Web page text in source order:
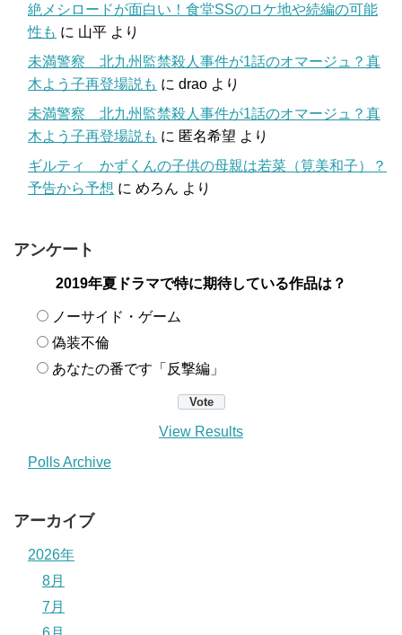
絶メシロードが面白い！食堂SSのロケ地や続編の可能
性も に 山平 より
未満警察 北九州監禁殺人事件が1話のオマージュ？真
木よう子再登場説も に drao より
未満警察 北九州監禁殺人事件が1話のオマージュ？真
木よう子再登場説も に 匿名希望 より
ギルティ かずくんの子供の母親は若菜（筧美和子）？
予告から予想 に めろん より
アンケート
2019年夏ドラマで特に期待している作品は？
ノーサイド・ゲーム
偽装不倫
あなたの番です「反撃編」
View Results
Polls Archive
アーカイブ
2026年
8月
7月